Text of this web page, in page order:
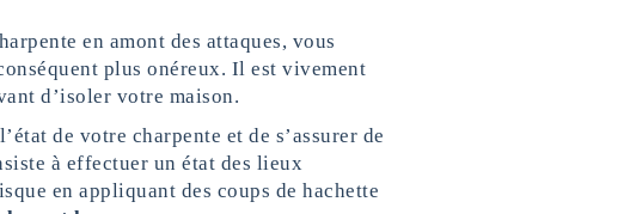
en amont des attaques, vous
plus onéreux. Il est vivement
d’isoler votre maison.
de votre charpente et de s’assurer de
à effectuer un état des lieux
en appliquant des coups de hachette